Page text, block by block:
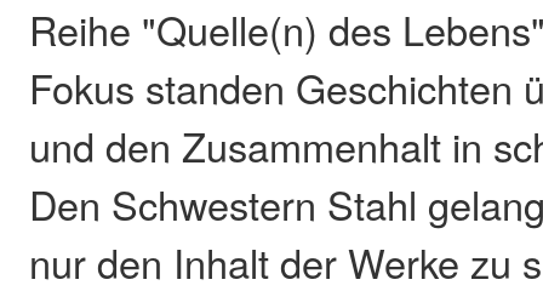
Reihe "Quelle(n) des
Fokus standen Geschichten
und den Zusammenhalt in
Den Schwestern Stahl
nur den Inhalt der Werke zu